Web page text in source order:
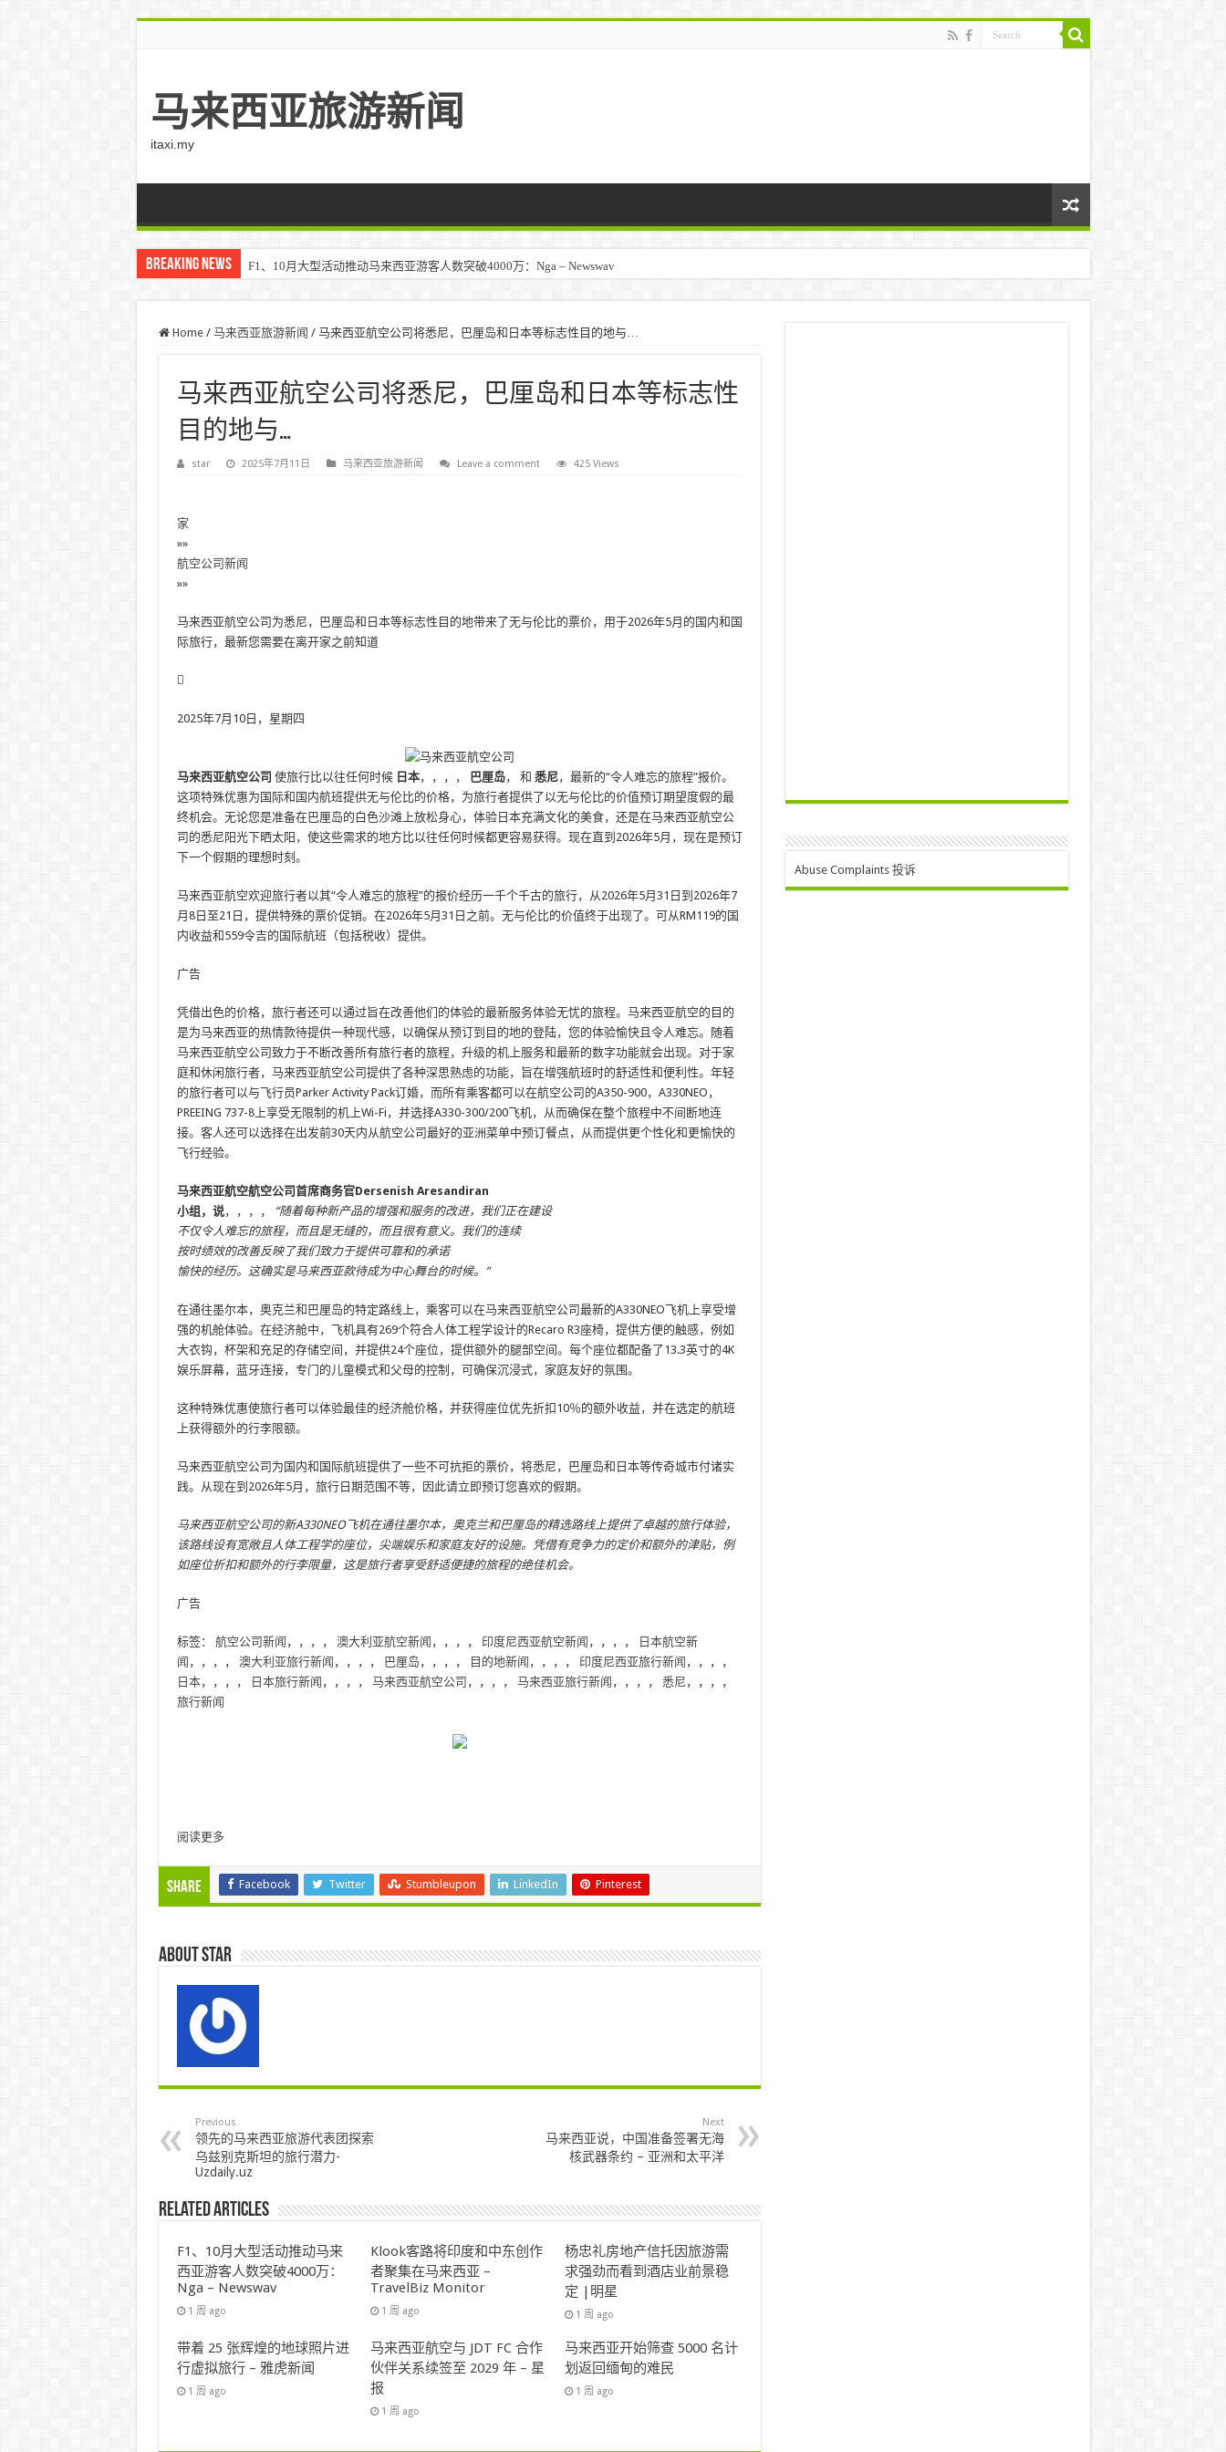
马来西亚旅游新闻
itaxi.my
Breaking News F1、10月大型活动推动马来西亚游客人数突破4000万：Nga – Newswav
Home / 马来西亚旅游新闻 / 马来西亚航空公司将悉尼，巴厘岛和日本等标志性目的地与…
马来西亚航空公司将悉尼，巴厘岛和日本等标志性
目的地与…
star 2025年7月11日 马来西亚旅游新闻 Leave a comment 425 Views
家
»»
航空公司新闻
»»
马来西亚航空公司为悉尼，巴厘岛和日本等标志性目的地带来了无与伦比的票价，用于2026年5月的国内和国
际旅行，最新您需要在离开家之前知道
2025年7月10日，星期四
马来西亚航空公司 使旅行比以往任何时候 日本，，，， 巴厘岛， 和 悉尼，最新的“令人难忘的旅程”报价。
这项特殊优惠为国际和国内航班提供无与伦比的价格，为旅行者提供了以无与伦比的价值预订期望度假的最
终机会。无论您是准备在巴厘岛的白色沙滩上放松身心，体验日本充满文化的美食，还是在马来西亚航空公
司的悉尼阳光下晒太阳，使这些需求的地方比以往任何时候都更容易获得。现在直到2026年5月，现在是预订
下一个假期的理想时刻。
马来西亚航空欢迎旅行者以其“令人难忘的旅程”的报价经历一千个千古的旅行，从2026年5月31日到2026年7
月8日至21日，提供特殊的票价促销。在2026年5月31日之前。无与伦比的价值终于出现了。可从RM119的国
内收益和559令吉的国际航班（包括税收）提​​供。
广告
凭借出色的价格，旅行者还可以通过旨在改善他们的体验的最新服务体验无忧的旅程。马来西亚航空的目的
是为马来西亚的热情款待提供一种现代感，以确保从预订到目的地的登陆，您的体验愉快且令人难忘。随着
马来西亚航空公司致力于不断改善所有旅行者的旅程，升级的机上服务和最新的数字功能就会出现。对于家
庭和休闲旅行者，马来西亚航空公司提供了各种深思熟虑的功能，旨在增强航班时的舒适性和便利性。年轻
的旅行者可以与飞行员Parker Activity Pack订婚，而所有乘客都可以在航空公司的A350-900，A330NEO，
PREEING 737-8上享受无限制的机上Wi-Fi，并选择A330-300/200飞机，从而确保在整个旅程中不间断地连
接。客人还可以选择在出发前30天内从航空公司最好的亚洲菜单中预订餐点，从而提供更个性化和更愉快的
飞行经验。
马来西亚航空航空公司首席商务官Dersenish Aresandiran
小组，说，，，， “随着每种新产品的增强和服务的改进，我们正在建设
不仅令人难忘的旅程，而且是无缝的，而且很有意义。我们的连续
按时绩效的改善反映了我们致力于提供可靠和的承诺
愉快的经历。这确实是马来西亚款待成为中心舞台的时候。”
在通往墨尔本，奥克兰和巴厘岛的特定路线上，乘客可以在马来西亚航空公司最新的A330NEO飞机上享受增
强的机舱体验。在经济舱中，飞机具有269个符合人体工程学设计的Recaro R3座椅，提供方便的触感，例如
大衣钩，杯架和充足的存储空间，并提供24个座位，提供额外的腿部空间。每个座位都配备了13.3英寸的4K
娱乐屏幕，蓝牙连接，专门的儿童模式和父母的控制，可确保沉浸式，家庭友好的氛围。
这种特殊优惠使旅行者可以体验最佳的经济舱价格，并获得座位优先折扣10％的额外收益，并在选定的航班
上获得额外的行李限额。
马来西亚航空公司为国内和国际航班提供了一些不可抗拒的票价，将悉尼，巴厘岛和日本等传奇城市付诸实
践。从现在到2026年5月，旅行日期范围不等，因此请立即预订您喜欢的假期。
马来西亚航空公司的新A330NEO飞机在通往墨尔本，奥克兰和巴厘岛的精选路线上提供了卓越的旅行体验，
该路线设有宽敞且人体工程学的座位，尖端娱乐和家庭友好的设施。凭借有竞争力的定价和额外的津贴，例
如座位折扣和额外的行李限量，这是旅行者享受舒适便捷的旅程的绝佳机会。
广告
标签： 航空公司新闻 ，，，， 澳大利亚航空新闻 ，，，， 印度尼西亚航空新闻 ，，，，
日本航空新
闻 ，，，， 澳大利亚旅行新闻 ，，，， 巴厘岛 ，，，， 目的地新闻 ，，，， 印度尼西亚旅行新闻 ，，，，
日本，，，， 日本旅行新闻 ，，，， 马来西亚航空公司 ，，，， 马来西亚旅行新闻 ，，，， 悉尼 ，，，，
旅行新闻
阅读更多
Share Facebook Twitter Stumbleupon LinkedIn Pinterest
About star
Previous
领先的马来西亚旅游代表团探索
乌兹别克斯坦的旅行潜力-
Uzdaily.uz
Next
马来西亚说，中国准备签署无海
核武器条约 – 亚洲和太平洋
Related Articles
F1、10月大型活动推动马来
西亚游客人数突破4000万：
Nga – Newswav
1 周 ago
Klook客路将印度和中东创作
者聚集在马来西亚 –
TravelBiz Monitor
1 周 ago
杨忠礼房地产信托因旅游需
求强劲而看到酒店业前景稳
定 |明星
1 周 ago
带着 25 张辉煌的地球照片进
行虚拟旅行 – 雅虎新闻
1 周 ago
马来西亚航空与 JDT FC 合作
伙伴关系续签至 2029 年 – 星
报
1 周 ago
马来西亚开始筛查 5000 名计
划返回缅甸的难民
1 周 ago
Abuse Complaints 投诉